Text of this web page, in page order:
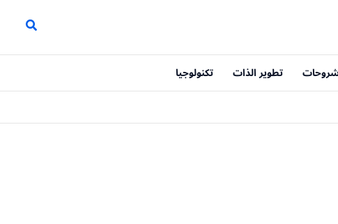
تطوير الذات تكنولوجيا